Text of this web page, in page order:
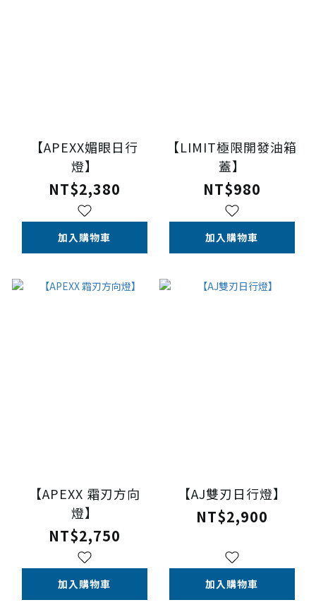
【APEXX媚眼日行
燈】
NT$2,380
加入購物車
【LIMIT極限開發油箱
蓋】
NT$980
加入購物車
【APEXX 霜刃方向
燈】
NT$2,750
加入購物車
【AJ雙刃日行燈】
NT$2,900
加入購物車